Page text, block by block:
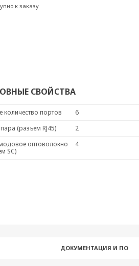
к заказу
СВОЙСТВА
количество портов
6
(разъем RJ45)
2
оптоволокно
SC)
4
ДОКУМЕНТАЦИЯ И ПО